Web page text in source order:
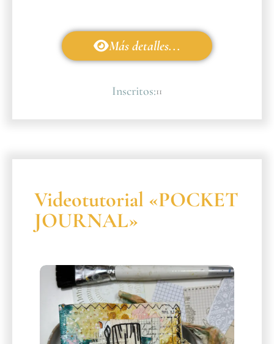
Más detalles...
Inscritos:11
Videotutorial «POCKET
JOURNAL»